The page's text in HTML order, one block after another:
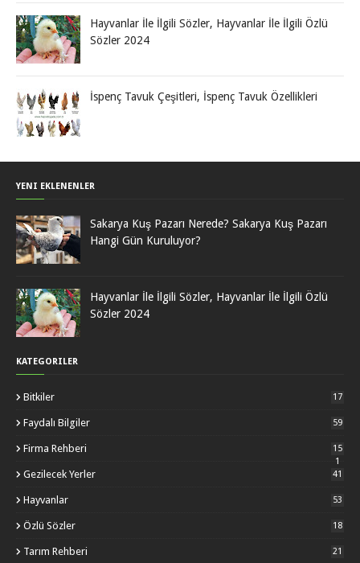
Hayvanlar İle İlgili Sözler, Hayvanlar İle İlgili Özlü
Sözler 2024
İspenç Tavuk Çeşitleri, İspenç Tavuk Özellikleri
YENI EKLENENLER
Sakarya Kuş Pazarı Nerede? Sakarya Kuş Pazarı
Hangi Gün Kuruluyor?
Hayvanlar İle İlgili Sözler, Hayvanlar İle İlgili Özlü
Sözler 2024
KATEGORILER
Bitkiler 17
Faydalı Bilgiler 59
Firma Rehberi
15
1
Gezilecek Yerler 41
Hayvanlar 53
Özlü Sözler 18
Tarım Rehberi 21